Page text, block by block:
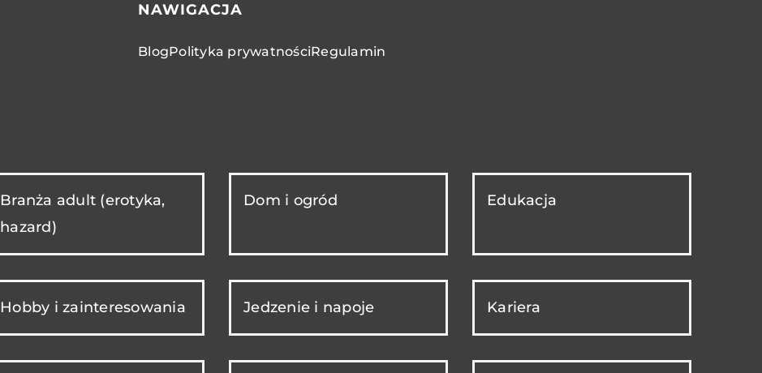
NAWIGACJA
BlogPolityka prywatnościRegulamin
Branża adult (erotyka,
hazard)
Dom i ogród Edukacja
Hobby i zainteresowania Jedzenie i napoje Kariera